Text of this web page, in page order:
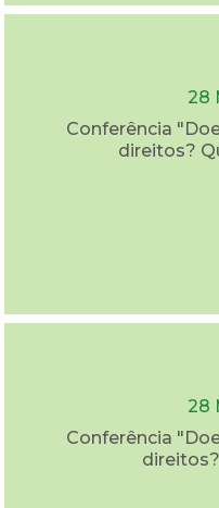
28
Conferência
direitos?
28
Conferência